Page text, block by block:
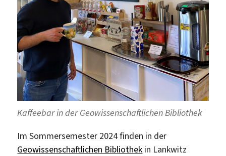
Kaffeebar in der Geowissenschaftlichen Bibliothek
Im Sommersemester 2024 finden in der
Geowissenschaftlichen Bibliothek in Lankwitz